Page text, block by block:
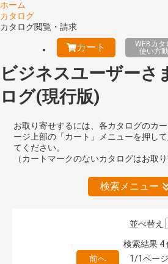
ホーム
カタログ
カタログ閲覧・請求
カート
WEBカタ
使い方
ビジネスユーザーさ
ログ(現行版)
お取り寄せするには、各カタログのカ
ージ上部の「カート」メニューを押し
てください。
（カートマークのないカタログはお取
検索メニュー
絞り込みの解
並べ替え
検索結果 4
前へ
1/1ペー